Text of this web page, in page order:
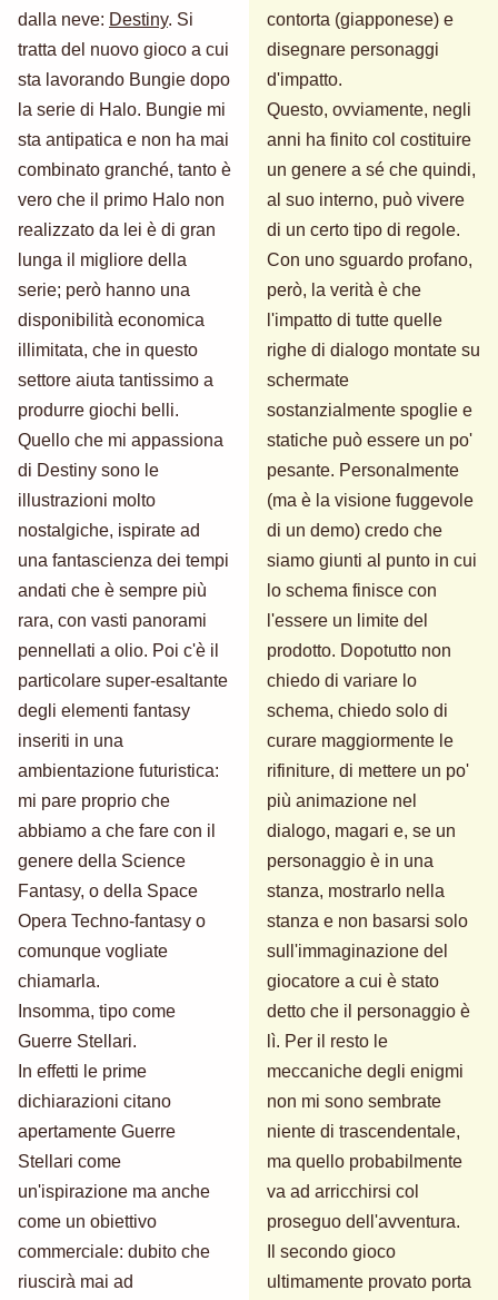
dalla neve: Destiny. Si
tratta del nuovo gioco a cui
sta lavorando Bungie dopo
la serie di Halo. Bungie mi
sta antipatica e non ha mai
combinato granché, tanto è
vero che il primo Halo non
realizzato da lei è di gran
lunga il migliore della
serie; però hanno una
disponibilità economica
illimitata, che in questo
settore aiuta tantissimo a
produrre giochi belli.
Quello che mi appassiona
di Destiny sono le
illustrazioni molto
nostalgiche, ispirate ad
una fantascienza dei tempi
andati che è sempre più
rara, con vasti panorami
pennellati a olio. Poi c'è il
particolare super-esaltante
degli elementi fantasy
inseriti in una
ambientazione futuristica:
mi pare proprio che
abbiamo a che fare con il
genere della Science
Fantasy, o della Space
Opera Techno-fantasy o
comunque vogliate
chiamarla.
Insomma, tipo come
Guerre Stellari.
In effetti le prime
dichiarazioni citano
apertamente Guerre
Stellari come
un'ispirazione ma anche
come un obiettivo
commerciale: dubito che
riuscirà mai ad
contorta (giapponese) e
disegnare personaggi
d'impatto.
Questo, ovviamente, negli
anni ha finito col costituire
un genere a sé che quindi,
al suo interno, può vivere
di un certo tipo di regole.
Con uno sguardo profano,
però, la verità è che
l'impatto di tutte quelle
righe di dialogo montate su
schermate
sostanzialmente spoglie e
statiche può essere un po'
pesante. Personalmente
(ma è la visione fuggevole
di un demo) credo che
siamo giunti al punto in cui
lo schema finisce con
l'essere un limite del
prodotto. Dopotutto non
chiedo di variare lo
schema, chiedo solo di
curare maggiormente le
rifiniture, di mettere un po'
più animazione nel
dialogo, magari e, se un
personaggio è in una
stanza, mostrarlo nella
stanza e non basarsi solo
sull'immaginazione del
giocatore a cui è stato
detto che il personaggio è
lì. Per il resto le
meccaniche degli enigmi
non mi sono sembrate
niente di trascendentale,
ma quello probabilmente
va ad arricchirsi col
proseguo dell'avventura.
Il secondo gioco
ultimamente provato porta